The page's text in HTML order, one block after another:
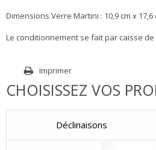
Dimensions Verre Martini : 10,9 cm x 17,6
Le conditionnement se fait par caisse de
Imprimer
CHOISISSEZ VOS
Déclinaisons